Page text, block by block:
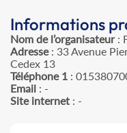
Informations
Nom de l’organisateur:
Adresse: 33 Avenue
Cedex 13
Téléphone 1 :
Email : -
Site internet : -